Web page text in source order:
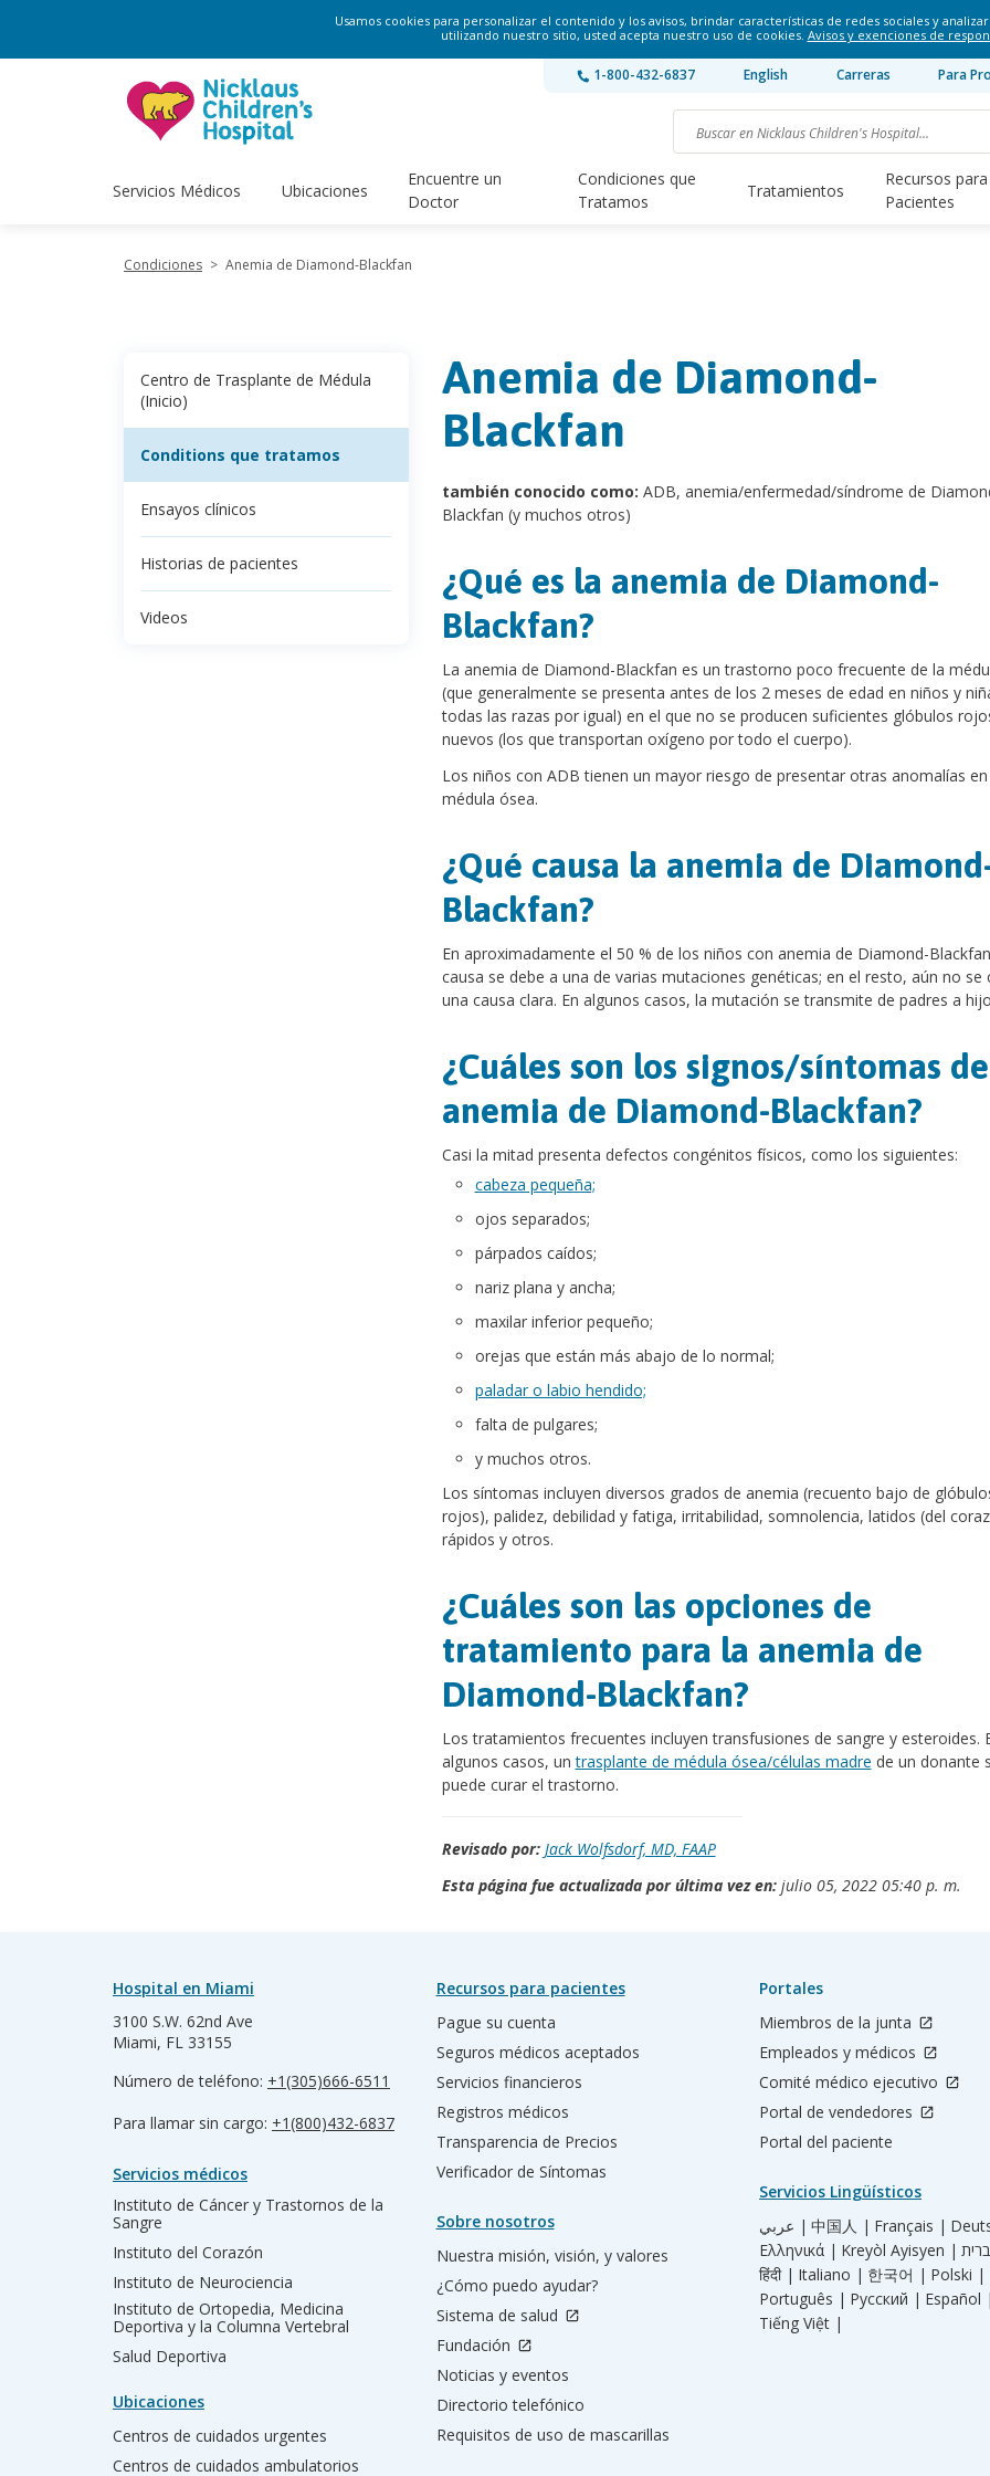
Usamos cookies para personalizar el contenido y los avisos, brindar características de redes sociales y
utilizando nuestro sitio, usted acepta nuestro uso de cookies. Avisos y exenciones de
1-800-432-6837 English Carreras Para
Servicios Médicos Ubicaciones
Encuentre un
Doctor
Condiciones que
Tratamos
Tratamientos
Recursos para
Pacientes
Condiciones > Anemia de Diamond-Blackfan
Centro de Trasplante de Médula
(Inicio)
Conditions que tratamos
Ensayos clínicos
Historias de pacientes
Videos
Anemia de Diamond-
Blackfan
también conocido como: ADB, anemia/enfermedad/síndrome de
Blackfan (y muchos otros)
¿Qué es la anemia de Diamond-
Blackfan?
La anemia de Diamond-Blackfan es un trastorno poco frecuente de la
(que generalmente se presenta antes de los 2 meses de edad en niños y
todas las razas por igual) en el que no se producen suficientes glóbulos
nuevos (los que transportan oxígeno por todo el cuerpo).
Los niños con ADB tienen un mayor riesgo de presentar otras anomalías en
médula ósea.
¿Qué causa la anemia de
Blackfan?
En aproximadamente el 50 % de los niños con anemia de Diamond-
causa se debe a una de varias mutaciones genéticas; en el resto, aún no se
una causa clara. En algunos casos, la mutación se transmite de padres a
¿Cuáles son los signos/síntomas
anemia de Diamond-Blackfan?
Casi la mitad presenta defectos congénitos físicos, como los siguientes:
cabeza pequeña;
ojos separados;
párpados caídos;
nariz plana y ancha;
maxilar inferior pequeño;
orejas que están más abajo de lo normal;
paladar o labio hendido;
falta de pulgares;
y muchos otros.
Los síntomas incluyen diversos grados de anemia (recuento bajo de
rojos), palidez, debilidad y fatiga, irritabilidad, somnolencia, latidos (del
rápidos y otros.
¿Cuáles son las opciones de
tratamiento para la anemia de
Diamond-Blackfan?
Los tratamientos frecuentes incluyen transfusiones de sangre y esteroides.
algunos casos, untrasplante de médula ósea/células madre de un donante
puede curar el trastorno.
Revisado por: Jack Wolfsdorf, MD, FAAP
Esta página fue actualizada por última vez en:julio 05, 2022 05:40 p. m.
Hospital en Miami
3100 S.W. 62nd Ave
Miami, FL 33155
Número de teléfono: +1(305)666-6511
Para llamar sin cargo: +1(800)432-6837
Servicios médicos
Instituto de Cáncer y Trastornos de la
Sangre
Instituto del Corazón
Instituto de Neurociencia
Instituto de Ortopedia, Medicina
Deportiva y la Columna Vertebral
Salud Deportiva
Ubicaciones
Centros de cuidados urgentes
Centros de cuidados ambulatorios
Recursos para pacientes
Pague su cuenta
Seguros médicos aceptados
Servicios financieros
Registros médicos
Transparencia de Precios
Verificador de Síntomas
Sobre nosotros
Nuestra misión, visión, y valores
¿Cómo puedo ayudar?
Sistema de salud
Fundación
Noticias y eventos
Directorio telefónico
Requisitos de uso de mascarillas
Portales
Miembros de la junta
Empleados y médicos
Comité médico ejecutivo
Portal de vendedores
Portal del paciente
Servicios Lingüísticos
عربي | 中国人 | Français |
Ελληνικά | Kreyòl Ayisyen |
हिंदी | Italiano | 한국어 | Polski |
Português | Русский | Español |
Tiếng Việt |